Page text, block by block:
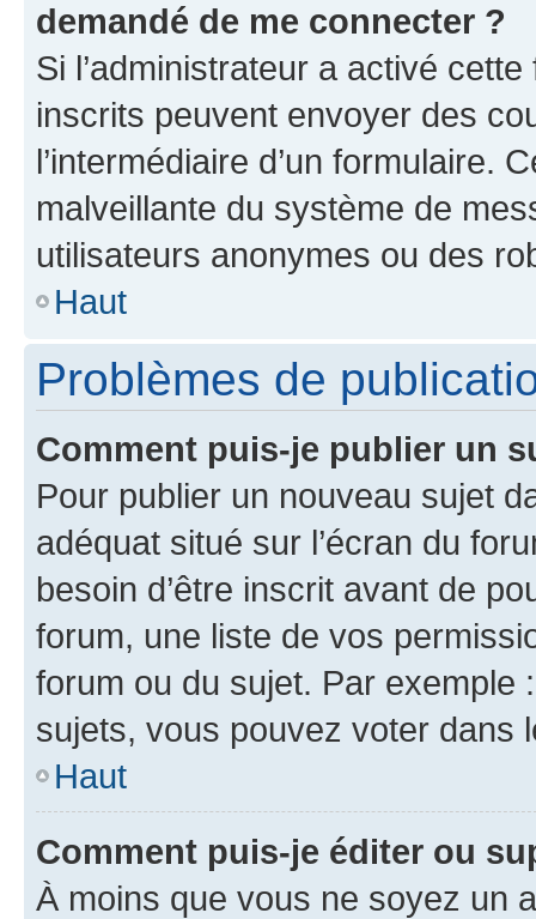
demandé de me connecter ?
Si l’administrateur a activé
inscrits peuvent envoyer des
l’intermédiaire d’un formulaire.
malveillante du système de
utilisateurs anonymes ou des
Haut
Problèmes de
Comment puis-je publier un
Pour publier un nouveau sujet
adéquat situé sur l’écran du
besoin d’être inscrit avant de
forum, une liste de vos
forum ou du sujet. Par exemple
sujets, vous pouvez voter dans
Haut
Comment puis-je éditer ou
À moins que vous ne soyez un